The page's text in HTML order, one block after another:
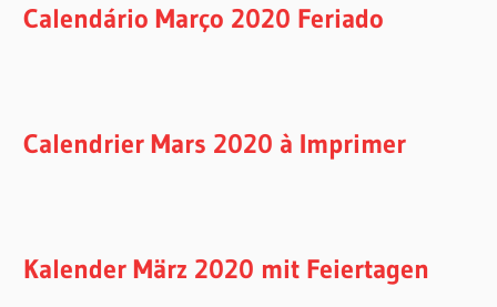
Calendário Março 2020 Feriado
Calendrier Mars 2020 à Imprimer
Kalender März 2020 mit Feiertagen